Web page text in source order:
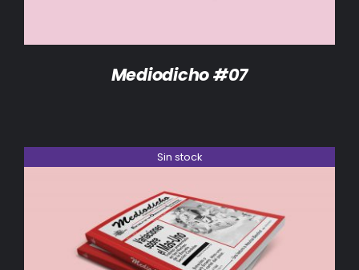
Mediodicho #07
Sin stock
DETALLES